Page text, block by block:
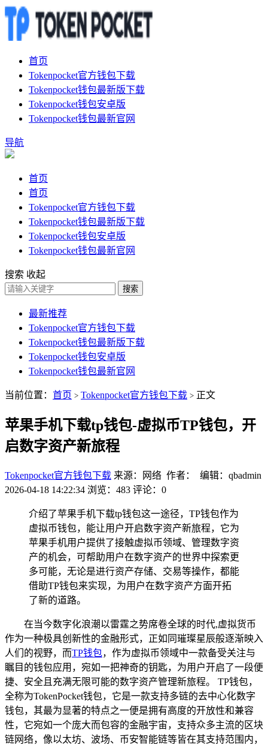
首页
Tokenpocket官方钱包下载
Tokenpocket钱包最新版下载
Tokenpocket钱包安卓版
Tokenpocket钱包最新官网
导航
首页
首页
Tokenpocket官方钱包下载
Tokenpocket钱包最新版下载
Tokenpocket钱包安卓版
Tokenpocket钱包最新官网
搜索 收起
搜索
最新推荐
Tokenpocket官方钱包下载
Tokenpocket钱包最新版下载
Tokenpocket钱包安卓版
Tokenpocket钱包最新官网
当前位置： 首页 > Tokenpocket官方钱包下载 > 正文
苹果手机下载tp钱包-虚拟币TP钱包，开
启数字资产新旅程
Tokenpocket官方钱包下载 来源：网络 作者： 编辑：qbadmin
2026-04-18 14:22:34 浏览：483 评论：0
介绍了苹果手机下载tp钱包这一途径，TP钱包作为
虚拟币钱包，能让用户开启数字资产新旅程，它为
苹果手机用户提供了接触虚拟币领域、管理数字资
产的机会，可帮助用户在数字资产的世界中探索更
多可能，无论是进行资产存储、交易等操作，都能
借助TP钱包来实现，为用户在数字资产方面开拓
了新的道路。
在当今数字化浪潮以雷霆之势席卷全球的时代,虚拟货币
作为一种极具创新性的金融形式，正如同璀璨星辰般逐渐映入
人们的视野，而TP钱包，作为虚拟币领域中一款备受关注与
瞩目的钱包应用，宛如一把神奇的钥匙，为用户开启了一段便
捷、安全且充满无限可能的数字资产管理新旅程。 TP钱包，
全称为TokenPocket钱包，它是一款支持多链的去中心化数字
钱包，其最为显著的特点之一便是拥有高度的开放性和兼容
性，它宛如一个庞大而包容的金融宇宙，支持众多主流的区块
链网络，像以太坊、波场、币安智能链等皆在其支持范围内，